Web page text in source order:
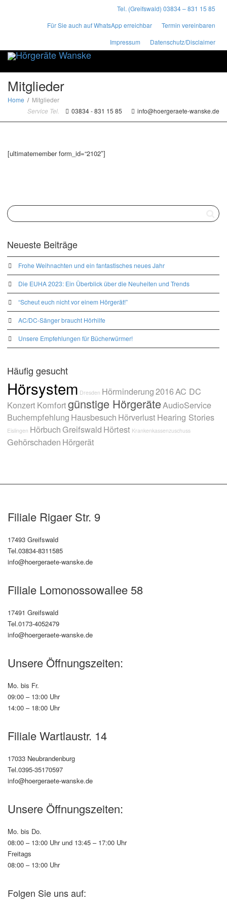
Tel. (Greifswald) 03834 – 831 15 85
Für Sie auch auf WhatsApp erreichbar
Termin vereinbaren
Impressum
Datenschutz/Disclaimer
Mitglieder
Home
Mitglieder
Service Tel.
03834 - 831 15 85 info@hoergeraete-wanske.de
[ultimatemember form_id=“2102″]
Neueste Beiträge
Frohe Weihnachten und ein fantastisches neues Jahr
Die EUHA 2023: Ein Überblick über die Neuheiten und Trends
“Scheut euch nicht vor einem Hörgerät!”
AC/DC-Sänger braucht Hörhilfe
Unsere Empfehlungen für Bücherwürmer!
Häufig gesucht
Hörsystem Dresden Hörminderung2016AC DC
Konzert Komfortgünstige HörgeräteAudioService
Buchempfehlung Hausbesuch Hörverlust Hearing Stories
Eislingen HörbuchGreifswald Hörtest Krankenkassenzuschuss
Gehörschaden Hörgerät
Filiale Rigaer Str. 9
17493 Greifswald
Tel.03834-8311585
info@hoergeraete-wanske.de
Filiale Lomonossowallee 58
17491 Greifswald
Tel.0173-4052479
info@hoergeraete-wanske.de
Unsere Öffnungszeiten:
Mo. bis Fr.
09:00 – 13:00 Uhr
14:00 – 18:00 Uhr
Filiale Wartlaustr. 14
17033 Neubrandenburg
Tel.0395-35170597
info@hoergeraete-wanske.de
Unsere Öffnungszeiten:
Mo. bis Do.
08:00 – 13:00 Uhr und 13:45 – 17:00 Uhr
Freitags
08:00 – 13:00 Uhr
Folgen Sie uns auf: